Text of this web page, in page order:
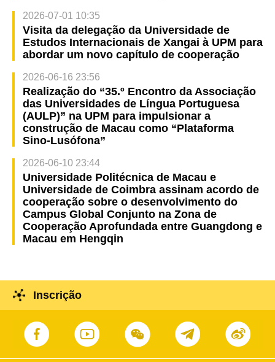
2026-07-01 10:35
Visita da delegação da Universidade de
Estudos Internacionais de Xangai à UPM para
abordar um novo capítulo de cooperação
2026-06-16 23:56
Realização do “35.º Encontro da Associação
das Universidades de Língua Portuguesa
(AULP)” na UPM para impulsionar a
construção de Macau como “Plataforma
Sino-Lusófona”
2026-06-10 23:44
Universidade Politécnica de Macau e
Universidade de Coimbra assinam acordo de
cooperação sobre o desenvolvimento do
Campus Global Conjunto na Zona de
Cooperação Aprofundada entre Guangdong e
Macau em Hengqin
Inscrição